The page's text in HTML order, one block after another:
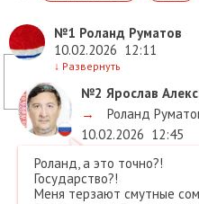
№1 Роланд Руматов
10.02.2026 12:11
↓ Развернуть
№2 Ярослав
→
Роланд
10.02.2026 12:45
Роланд, а это точно?!
Государство?!
Меня терзают смутные